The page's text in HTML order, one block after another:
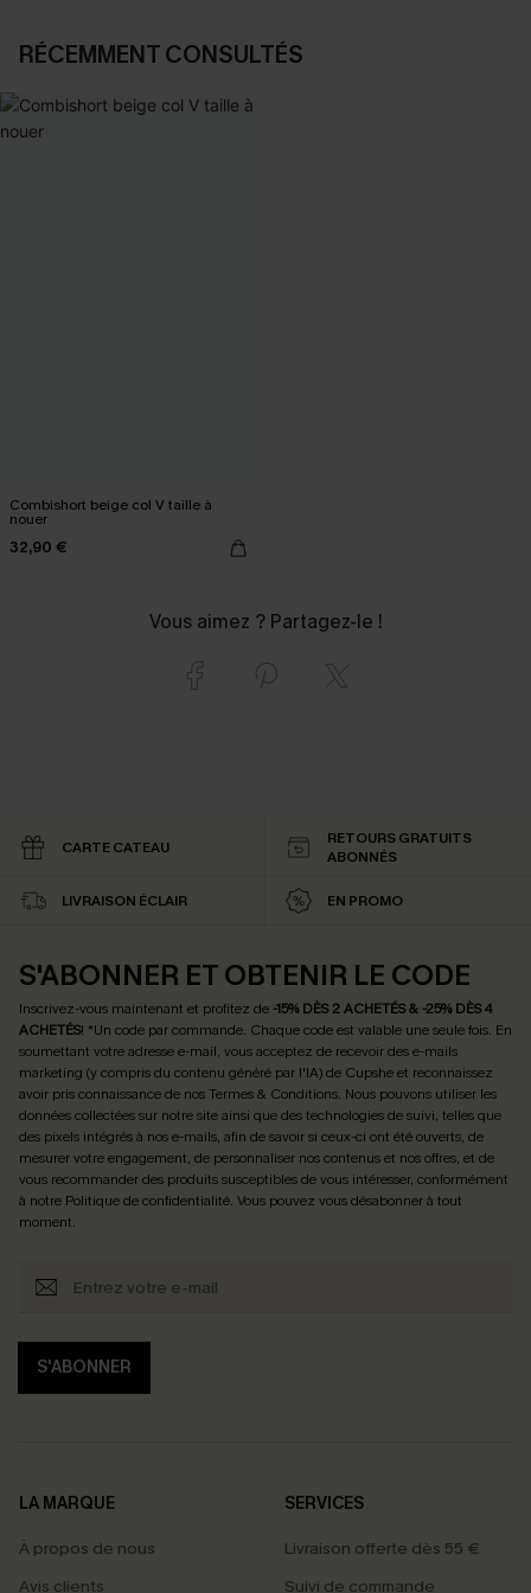
RÉCEMMENT CONSULTÉS
Combishort beige col V taille à
nouer
32,90 €
Vous aimez ? Partagez-le !
CARTE CATEAU
RETOURS GRATUITS
ABONNÉS
LIVRAISON ÉCLAIR EN PROMO
S'ABONNER ET OBTENIR LE CODE
Inscrivez-vous maintenant et profitez de -15% DÈS 2 ACHETÉS & -25% DÈS 4
ACHETÉS! *Un code par commande. Chaque code est valable une seule fois. En
soumettant votre adresse e-mail, vous acceptez de recevoir des e-mails
marketing (y compris du contenu généré par l'IA) de Cupshe et reconnaissez
avoir pris connaissance de nosTermes & Conditions. Nous pouvons utiliser les
données collectées sur notre site ainsi que des technologies de suivi, telles que
des pixels intégrés à nos e-mails, afin de savoir si ceux-ci ont été ouverts, de
mesurer votre engagement, de personnaliser nos contenus et nos offres, et de
vous recommander des produits susceptibles de vous intéresser, conformément
à notre Politique de confidentialité. Vous pouvez vous désabonner à tout
moment.
S'ABONNER
LA MARQUE
À propos de nous
Avis clients
SERVICES
Livraison offerte dès 55 €
Suivi de commande